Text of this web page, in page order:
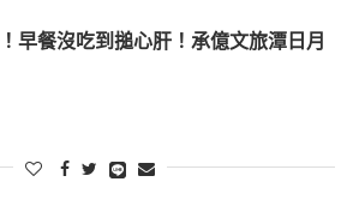
早餐沒吃到搥心肝！承億文旅潭日月